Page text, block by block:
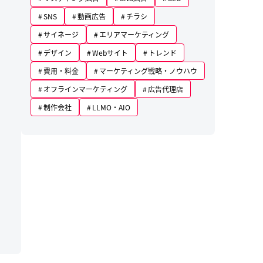
SNS
動画広告
チラシ
サイネージ
エリアマーケティング
デザイン
Webサイト
トレンド
費用・料金
マーケティング戦略・ノウハウ
オフラインマーケティング
広告代理店
制作会社
LLMO・AIO